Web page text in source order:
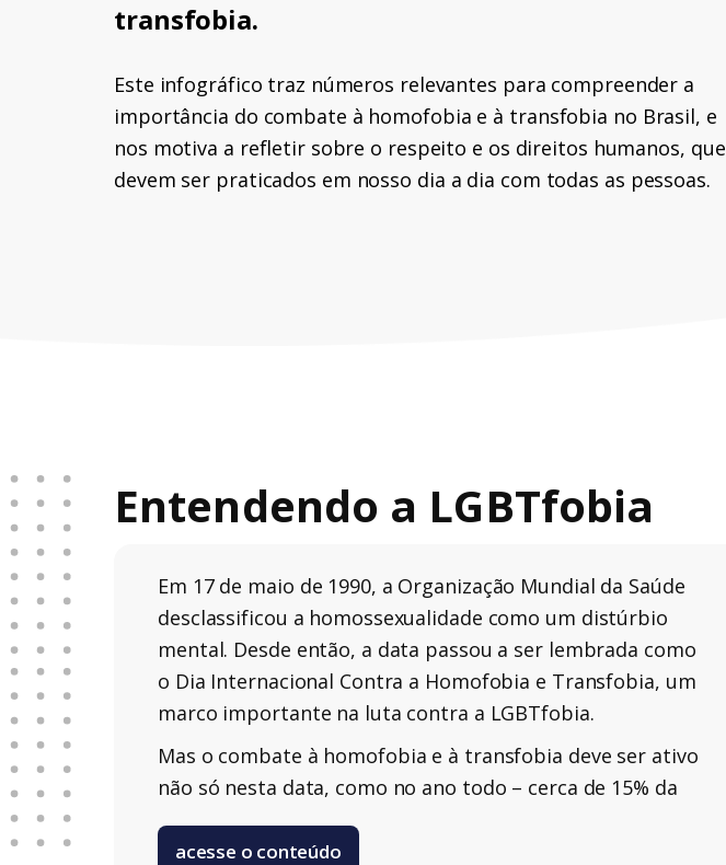
transfobia.
Este infográfico traz números relevantes para compreender a
importância do combate à homofobia e à transfobia no Brasil, e
nos motiva a refletir sobre o respeito e os direitos humanos, que
devem ser praticados em nosso dia a dia com todas as pessoas.
Entendendo a LGBTfobia
Em 17 de maio de 1990, a Organização Mundial da Saúde
desclassificou a homossexualidade como um distúrbio
mental. Desde então, a data passou a ser lembrada como
o Dia Internacional Contra a Homofobia e Transfobia, um
marco importante na luta contra a LGBTfobia.
Mas o combate à homofobia e à transfobia deve ser ativo
não só nesta data, como no ano todo – cerca de 15% da
acesse o conteúdo